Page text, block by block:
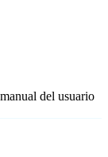
del usuario